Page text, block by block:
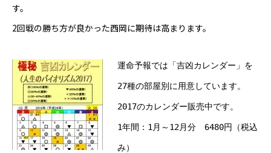
鑑定及び出演依頼
YouTube
Online Store
す。
2回戦の勝ち方が良かった西岡に期待は高まります。
運命予報では「吉凶カレンダー」を
27種の部屋別に用意しています。
2017のカレンダー販売中です。
1年間：1月～12月分 6480円（税込
み）